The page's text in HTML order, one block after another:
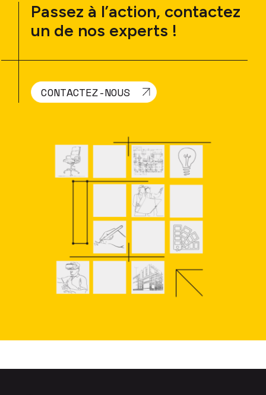
Passez à l’action, contactez
un de nos experts !
CONTACTEZ-NOUS